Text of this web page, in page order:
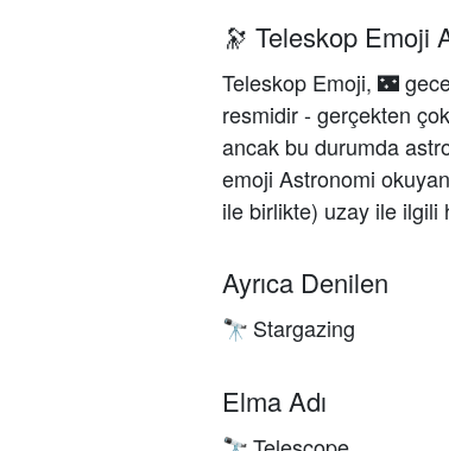
🔭 Teleskop Emoji
Teleskop Emoji, 🌃
resmidir - gerçekten
ancak bu durumda
emoji Astronomi
ile birlikte) uzay ile ilgili
Ayrıca Denilen
🔭 Stargazing
Elma Adı